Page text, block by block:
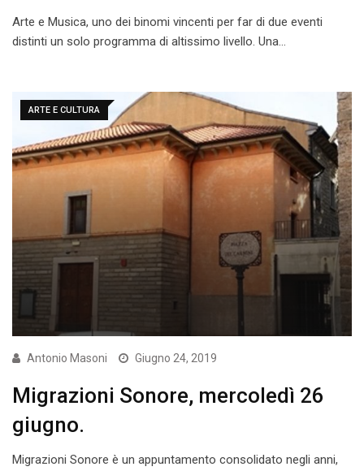
Arte e Musica, uno dei binomi vincenti per far di due eventi
distinti un solo programma di altissimo livello. Una…
ARTE E CULTURA
Antonio Masoni Giugno 24, 2019
Migrazioni Sonore, mercoledì 26
giugno.
Migrazioni Sonore è un appuntamento consolidato negli anni,